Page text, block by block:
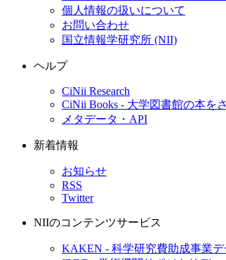
個人情報の扱いについて
お問い合わせ
国立情報学研究所 (NII)
ヘルプ
CiNii Research
CiNii Books - 大学図書館の本を
メタデータ・API
新着情報
お知らせ
RSS
Twitter
NIIのコンテンツサービス
KAKEN - 科学研究費助成事業デ